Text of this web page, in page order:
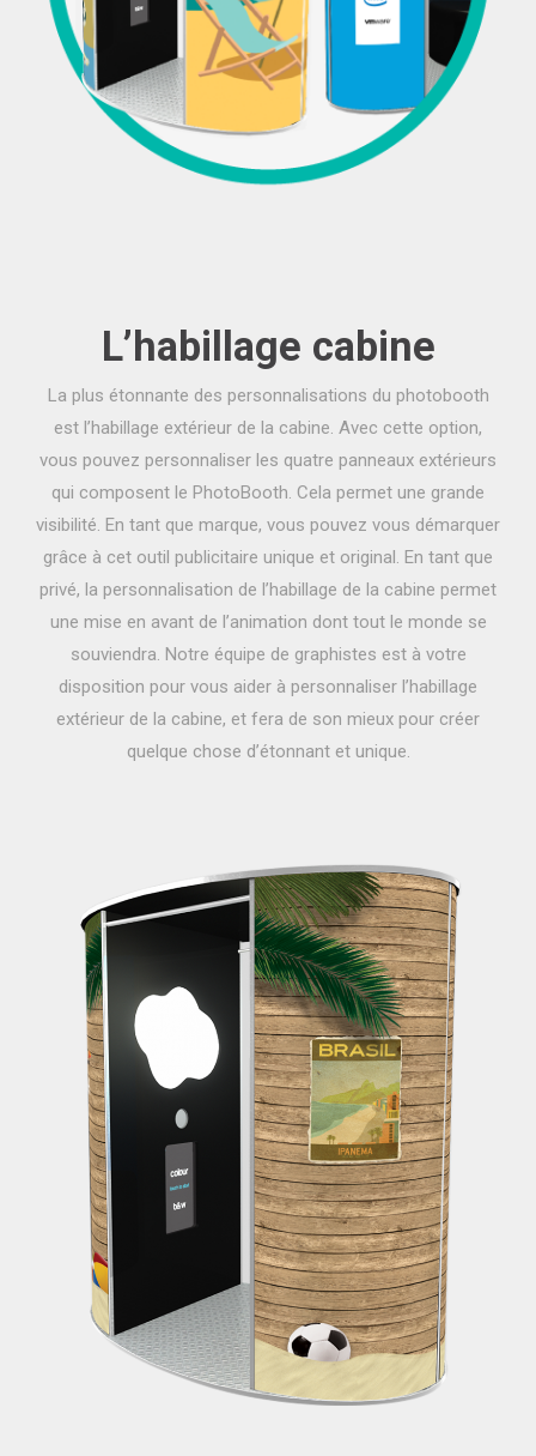
L’habillage cabine
La plus étonnante des personnalisations du photobooth
est l’habillage extérieur de la cabine. Avec cette option,
vous pouvez personnaliser les quatre panneaux extérieurs
qui composent le PhotoBooth. Cela permet une grande
visibilité. En tant que marque, vous pouvez vous démarquer
grâce à cet outil publicitaire unique et original. En tant que
privé, la personnalisation de l’habillage de la cabine permet
une mise en avant de l’animation dont tout le monde se
souviendra. Notre équipe de graphistes est à votre
disposition pour vous aider à personnaliser l’habillage
extérieur de la cabine, et fera de son mieux pour créer
quelque chose d’étonnant et unique.